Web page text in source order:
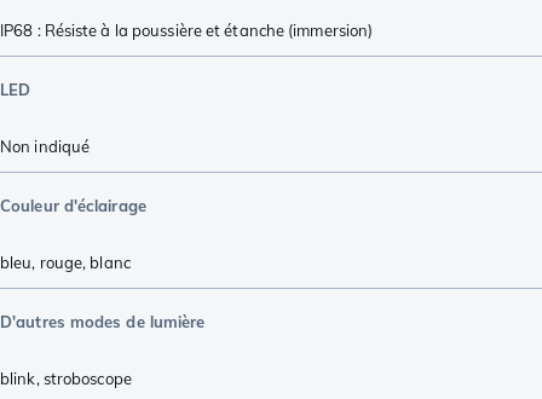
IP68 : Résiste à la poussière et étanche (immersion)
LED
Non indiqué
Couleur d'éclairage
bleu, rouge, blanc
D'autres modes de lumière
blink,stroboscope